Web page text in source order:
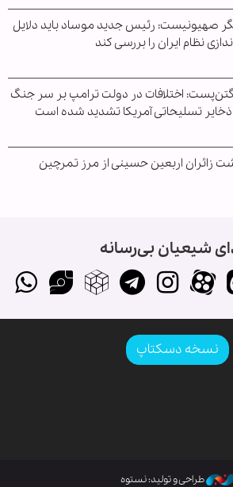
صهیونیست: رئیس جدید موساد باید دلایل
نظام ایران را بررسی کند
اختلافات در دولت ترامپ بر سر جنگ
ذخایر تسلیحاتی آمریکا تشدید شده است
زائران اربعین حسینی از مرز تمرچین
شیعیان بی‌رسانه
نسخه دسکتاپ
طراحی و تولید: نستوه